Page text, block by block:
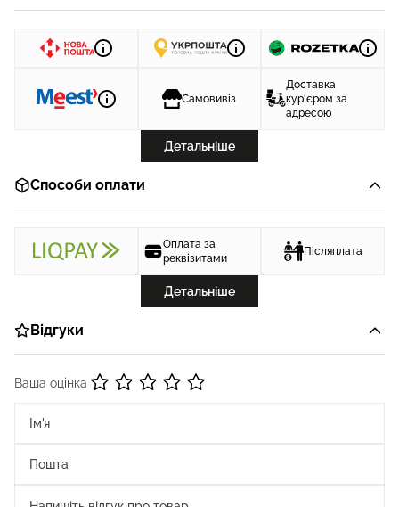
Самовивіз
Доставка
кур'єром за
адресою
Детальніше
Способи оплати
Оплата за
реквізитами
Післяплата
Детальніше
Відгуки
Ваша оцінка